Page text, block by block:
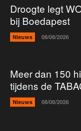
Droogte legt
bij Boedapest
Nieuws 08/08/2026
Meer dan 150
tijdens de
Nieuws 08/08/2026